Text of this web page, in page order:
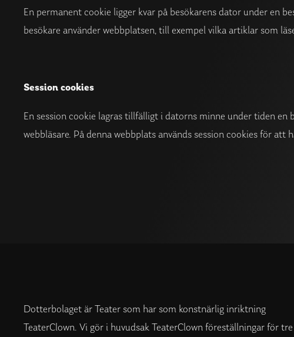
En permanent cookie ligger kvar på besökarens dator under en
besökare använder webbplatsen, till exempel vilka artiklar som
Session cookies
En session cookie lagras tillfälligt i datorns minne under tiden en
webbläsare. På denna webbplats används session cookies för
Dotterbolaget är Teater som har som konstnärlig inriktning
TeaterClown. Vi gör i huvudsak TeaterClown föreställningar för